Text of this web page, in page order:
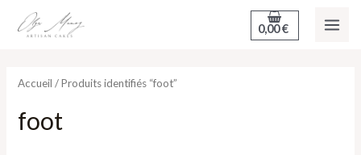
0,00€
Accueil / Produits identifiés “foot”
foot